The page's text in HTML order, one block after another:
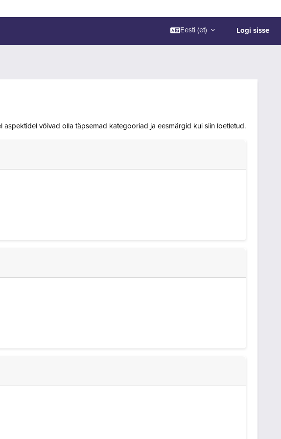
Eesti ‎(et)‎ Logi sisse
võivad olla täpsemad kategooriad ja eesmärgid kui siin loetletud.